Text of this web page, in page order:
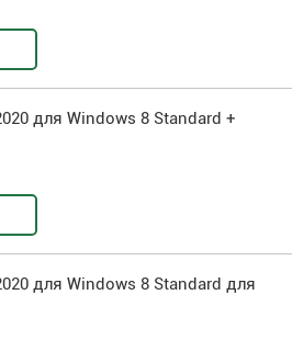
для Windows 8 Standard +
для Windows 8 Standard для